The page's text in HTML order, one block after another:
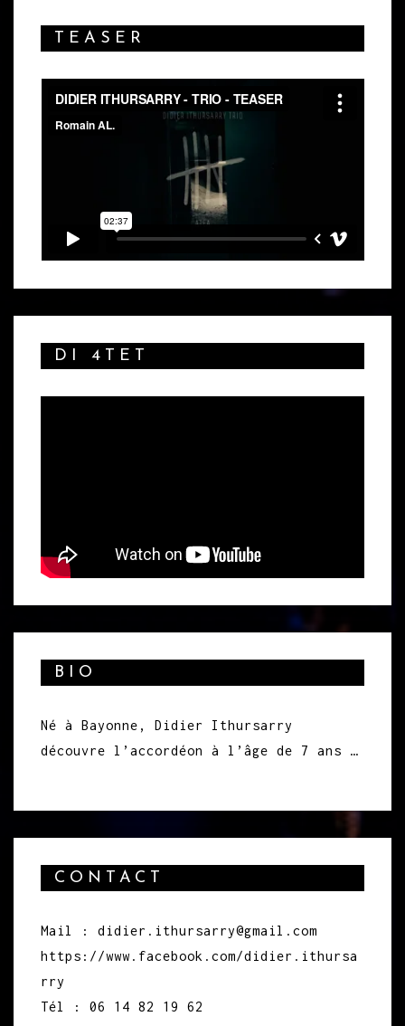
TEASER
DI 4TET
BIO
Né à Bayonne, Didier Ithursarry
découvre l’accordéon à l’âge de 7 ans …
CONTACT
Mail : didier.ithursarry@gmail.com
https://www.facebook.com/didier.ithursa
rry
Tél : 06 14 82 19 62